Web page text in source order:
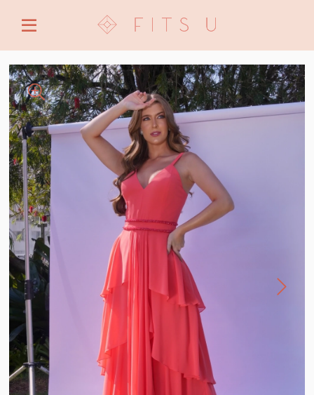
CRIAR NOVA CONTA